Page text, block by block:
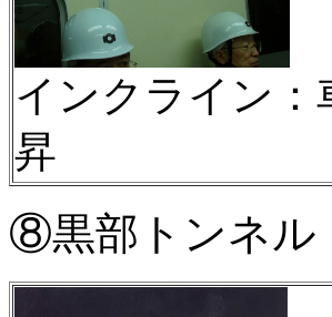
インクライン：
昇
⑧黒部トンネル